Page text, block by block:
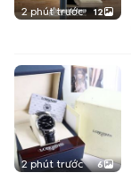
2 phút trước 12
2 phút trước 6